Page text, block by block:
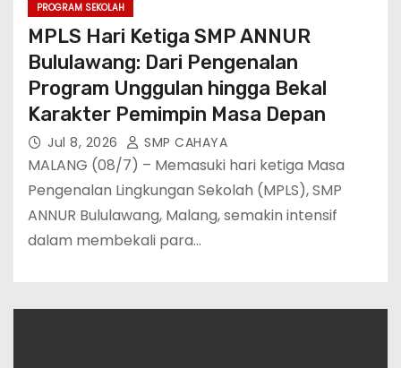
PROGRAM SEKOLAH
MPLS Hari Ketiga SMP ANNUR
Bululawang: Dari Pengenalan
Program Unggulan hingga Bekal
Karakter Pemimpin Masa Depan
Jul 8, 2026 SMP CAHAYA
MALANG (08/7) – Memasuki hari ketiga Masa
Pengenalan Lingkungan Sekolah (MPLS), SMP
ANNUR Bululawang, Malang, semakin intensif
dalam membekali para…